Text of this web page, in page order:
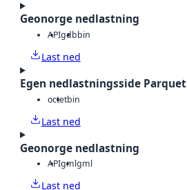
Geonorge nedlastning
APIgdbbin
Last ned
Egen nedlastningsside Parquet
octetbin
Last ned
Geonorge nedlastning
APIgmlgml
Last ned